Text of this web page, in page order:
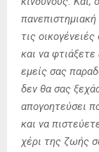
τις
και να
εμείς σας
δεν θα σας
απογοητεύσει
και να
χέρι της ζωής